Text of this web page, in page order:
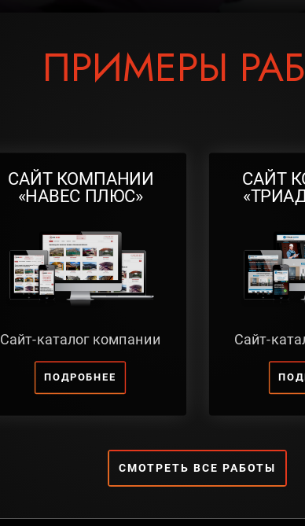
ПРИМЕРЫ
САЙТ КОМПАНИИ
«НАВЕС ПЛЮС»
Сайт-каталог компании
ПОДРОБНЕЕ
САЙТ
Сайт-
СМОТРЕТЬ ВСЕ РАБОТЫ